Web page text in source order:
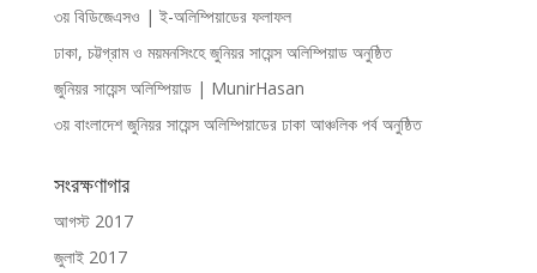
৩য় বিডিজেএসও | ই-অলিম্পিয়াডের ফলাফল
ঢাকা, চট্টগ্রাম ও ময়মনসিংহে জুনিয়র সায়েন্স অলিম্পিয়াড অনুষ্ঠিত
জুনিয়র সায়েন্স অলিম্পিয়াড | MunirHasan
৩য় বাংলাদেশ জুনিয়র সায়েন্স অলিম্পিয়াডের ঢাকা আঞ্চলিক পর্ব অনুষ্ঠিত
সংরক্ষণাগার
আগস্ট 2017
জুলাই 2017